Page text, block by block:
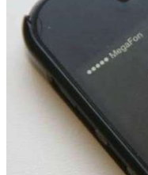
Покушение на
напала на
12:39
Сладкий праздник
парке прошёл
Волгоградские